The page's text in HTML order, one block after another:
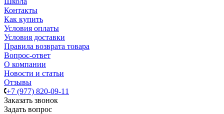
Контакты
Как купить
Условия оплаты
Условия доставки
Правила возврата товара
Вопрос-ответ
О компании
Новости и статьи
Отзывы
+7 (977) 820-09-11
Заказать звонок
Задать вопрос